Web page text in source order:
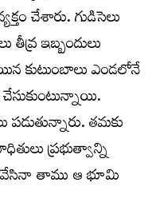
చేశారు. గుడిసెలు
ఇబ్బందులు
కుటుంబాలు ఎండలోనే
పడుతున్నారు. తమకు
ప్రభుత్వాన్ని
వేసినా తాము ఆ భూమి